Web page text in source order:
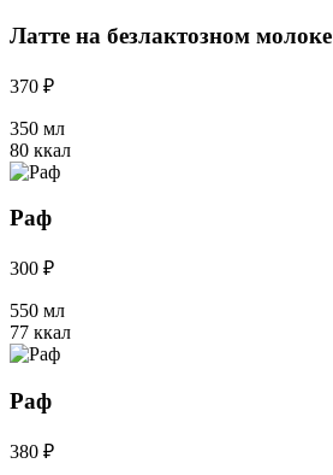
Латте на безлактозном молоке
370 ₽
350 мл
80 ккал
Раф
300 ₽
550 мл
77 ккал
Раф
380 ₽